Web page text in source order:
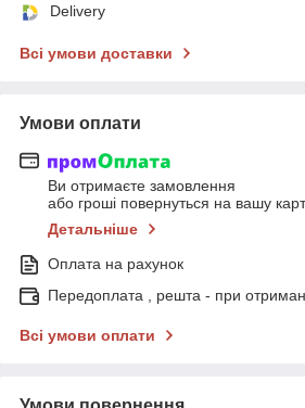
Delivery
Всі умови доставки
Умови оплати
Ви отримаєте замовлення
або гроші повернуться на вашу
Детальніше
Оплата на рахунок
Передоплата , решта - при
Всі умови оплати